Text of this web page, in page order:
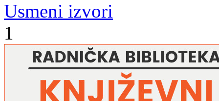
Usmeni izvori
1